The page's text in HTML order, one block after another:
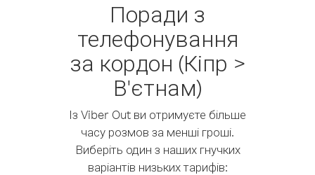
Поради з
телефонування
за кордон (Кіпр >
В'єтнам)
Із Viber Out ви отримуєте більше
часу розмов за менші гроші.
Виберіть один з наших гнучких
варіантів низьких тарифів: